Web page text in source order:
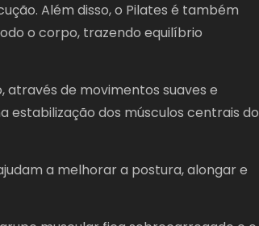
Além disso, o Pilates é também
o corpo, trazendo equilíbrio
de movimentos suaves e
dos músculos centrais do
a melhorar a postura, alongar e